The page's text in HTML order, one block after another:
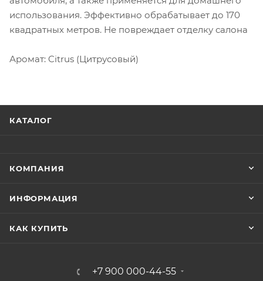
использования. Эффективно обрабатывает до 170
квадратных метров. Не повреждает отделку салона
Аромат: Citrus (Цитрусовый)
КАТАЛОГ
КОМПАНИЯ
ИНФОРМАЦИЯ
КАК КУПИТЬ
+7 900 000-44-55